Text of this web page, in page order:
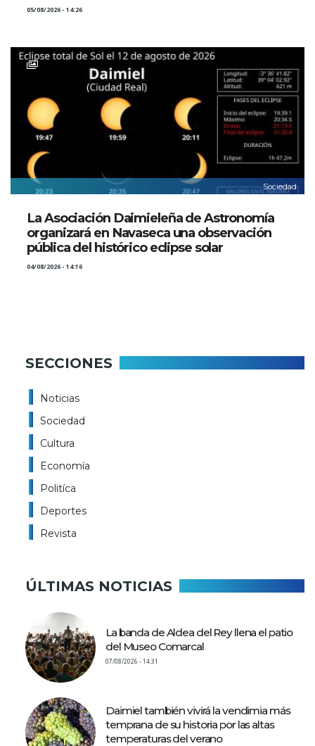
05/08/2026 - 14:26
Sociedad
La Asociación Daimieleña de Astronomía
organizará en Navaseca una observación
pública del histórico eclipse solar
04/08/2026 - 14:16
SECCIONES
Noticias
Sociedad
Cultura
Economía
Politíca
Deportes
Revista
ÚLTIMAS NOTICIAS
La banda de Aldea del Rey llena el patio
del Museo Comarcal
07/08/2026 - 14:31
Daimiel también vivirá la vendimia más
temprana de su historia por las altas
temperaturas del verano